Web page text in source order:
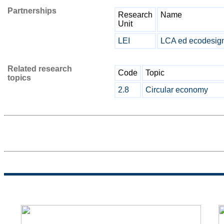
Partnerships
Research
Unit
Name
LEI LCA ed
Related research
topics
Code
Topic
2.8
Circular economy